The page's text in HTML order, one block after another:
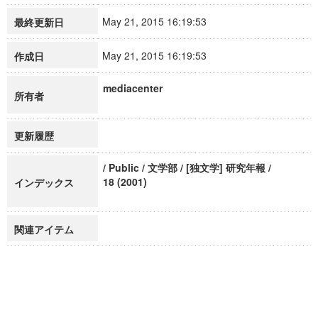
最終更新日 May 21, 2015 16:19:53
作成日 May 21, 2015 16:19:53
所有者
mediacenter
更新履歴
インデックス
/ Public / 文学部 / [独文学] 研究年報 /
18 (2001)
関連アイテム